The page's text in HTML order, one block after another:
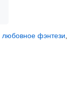
любовное фэнтези,